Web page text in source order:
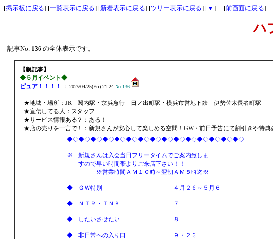
[掲示板に戻る] [一覧表示に戻る] [新着表示に戻る] [ツリー表示に戻る] [▼ ] [前画面に戻る]
ハ
- 記事No. 136 の全体表示です。
【親記事】
◆５月イベント◆
ピュア！！！！
： 2025/04/25(Fri) 21:24 No.136
★地域・場所：JR 関内駅・京浜急行 日ノ出町駅・横浜市営地下鉄 伊勢佐木長者町駅
★宣伝してる人：スタッフ
★サービス情報ある？：ある！
★店の売りを一言で！：新規さんが安心して楽しめる空間！GW・前日予告にて割引きや特典
◆◇◆◇◆◇◆◇◆◇◆◇◆◇◆◇◆◇◆◇◆◇◆◇◆◇◆◇◆◇
※ 新規さんは入会当日フリータイムでご案内致しま
すので早い時間帯よりご来店下さい！！
※営業時間ＡＭ１０時～翌朝ＡＭ５時迄※
◆ ＧＷ特別 ４月２６～５月６
◆ ＮＴＲ・ＴＮＢ ７
◆ したいさせたい ８
◆ 非日常への入り口 ９・２３